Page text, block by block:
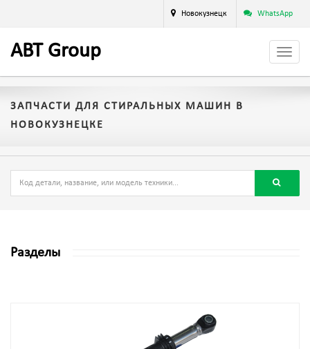
Новокузнецк WhatsApp
ABT Group
ЗАПЧАСТИ ДЛЯ СТИРАЛЬНЫХ МАШИН В
НОВОКУЗНЕЦКЕ
Разделы